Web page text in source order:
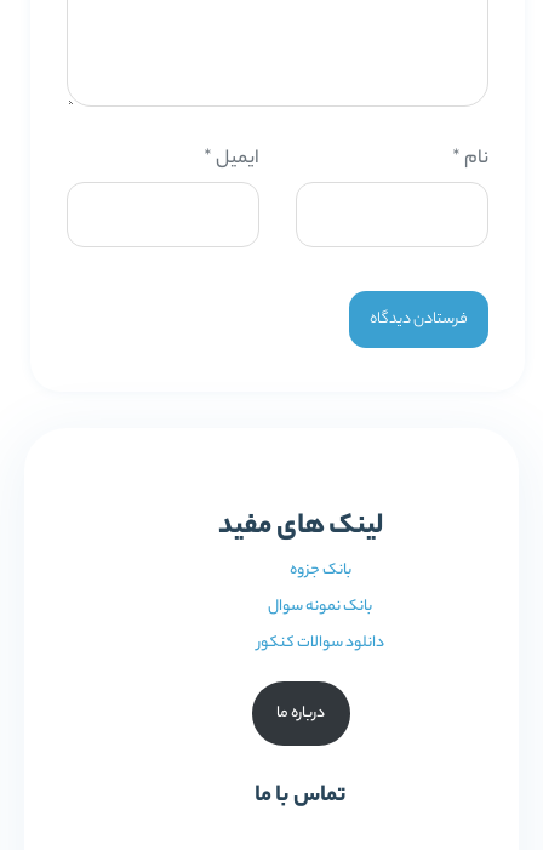
نام * ایمیل*
لینک های مفید
بانک جزوه
بانک نمونه سوال
دانلود سوالات کنکور
درباره ما
تماس با ما